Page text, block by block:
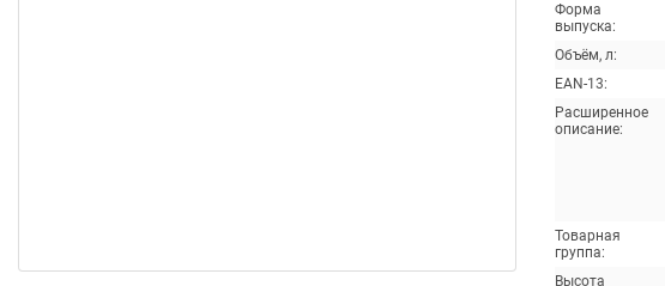
Форма
выпуска:
Объём, л:
EAN-13:
Расширенное
описание:
Товарная
группа:
Высота